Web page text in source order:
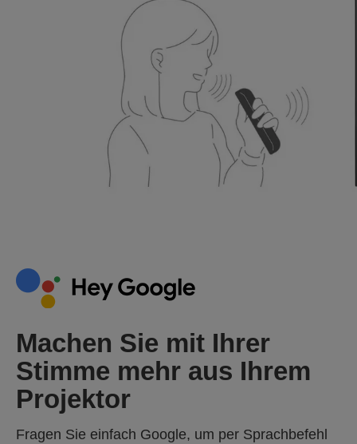
Machen Sie mit Ihrer
Stimme mehr aus Ihrem
Projektor
Fragen Sie einfach Google, um per Sprachbefehl